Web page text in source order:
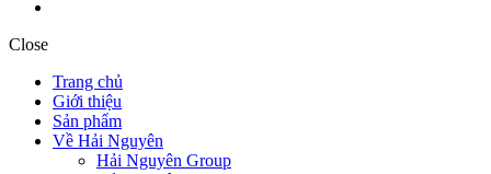
Close
Trang chủ
Giới thiệu
Sản phẩm
Về Hải Nguyên
Hải Nguyên Group